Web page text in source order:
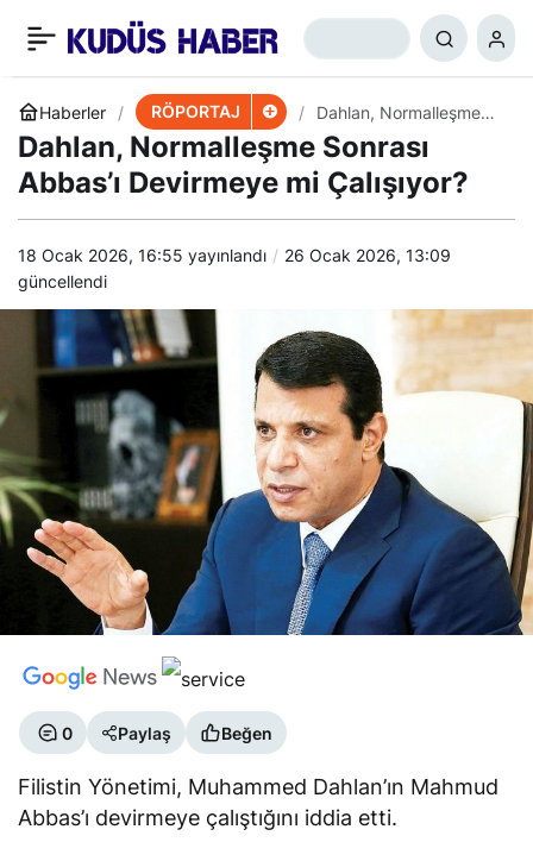
Haberler RÖPORTAJ
Dahlan, Normalleşme
Sonrası Abbas’ı
Devirmeye mi Çalışıyor?
Dahlan, Normalleşme Sonrası
Abbas’ı Devirmeye mi Çalışıyor?
18 Ocak 2026, 16:55 yayınlandı
26 Ocak 2026, 13:09
güncellendi
0 Paylaş Beğen
Filistin Yönetimi, Muhammed Dahlan’ın Mahmud
Abbas’ı devirmeye çalıştığını iddia etti.
Bahreynli Muhalif Din
Adamı 6 yıldır Tutuklu
+ 0 Paylaş